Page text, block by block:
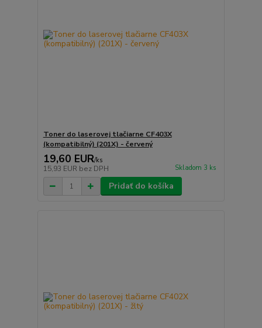
Toner do laserovej tlačiarne CF403X
(kompatibilný) (201X) - červený
19,60 EUR/ks
15,93 EUR bez DPH Skladom 3 ks
Pridať do košíka